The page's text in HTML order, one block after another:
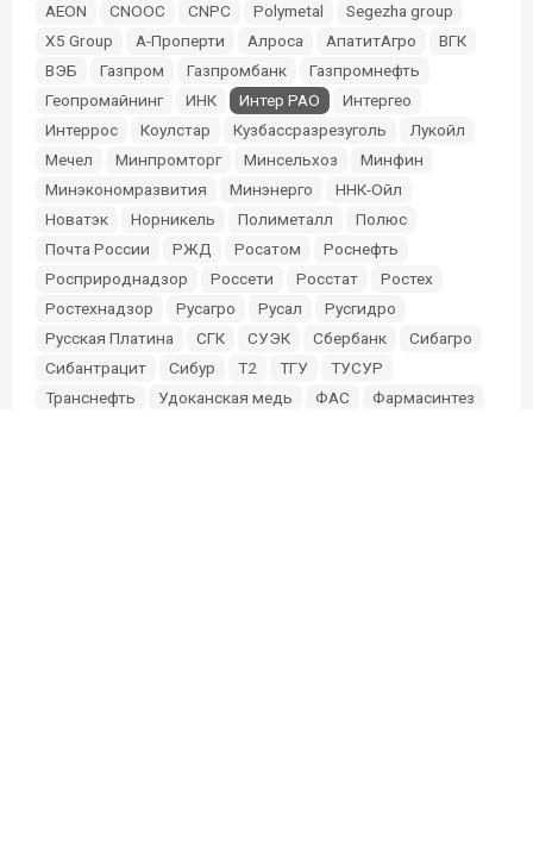
AEON CNOOC CNPC Polymetal
Segezha group
X5 Group
А-Проперти Алроса АпатитАгро
ВГК
ВЭБ
Газпром Газпромбанк
Газпромнефть
Геопромайнинг
ИНК Интер РАО
Интергео
Интеррос
Коулстар Кузбассразрезуголь
Лукойл
Мечел
Минпромторг Минсельхоз
Минфин
Минэкономразвития
Минэнерго
ННК-Ойл
Новатэк
Норникель Полиметалл
Полюс
Почта России
РЖД Росатом
Роснефть
Росприроднадзор
Россети Росстат
Ростех
Ростехнадзор
Русагро Русал
Русгидро
Русская Платина
СГК СУЭК Сбербанк
Сибагро
Сибантрацит
Сибур Т2 ТГУ
ТУСУР
Транснефть
Удоканская медь ФАС
Фармасинтез